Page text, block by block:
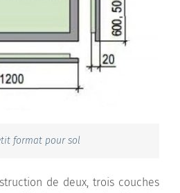
format pour sol
de deux, trois couches